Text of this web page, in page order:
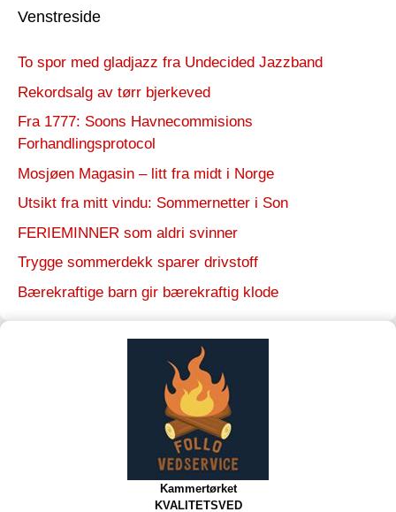
Venstreside
To spor med gladjazz fra Undecided Jazzband
Rekordsalg av tørr bjerkeved
Fra 1777: Soons Havnecommisions
Forhandlingsprotocol
Mosjøen Magasin – litt fra midt i Norge
Utsikt fra mitt vindu: Sommernetter i Son
FERIEMINNER som aldri svinner
Trygge sommerdekk sparer drivstoff
Bærekraftige barn gir bærekraftig klode
Kammertørket
KVALITETSVED